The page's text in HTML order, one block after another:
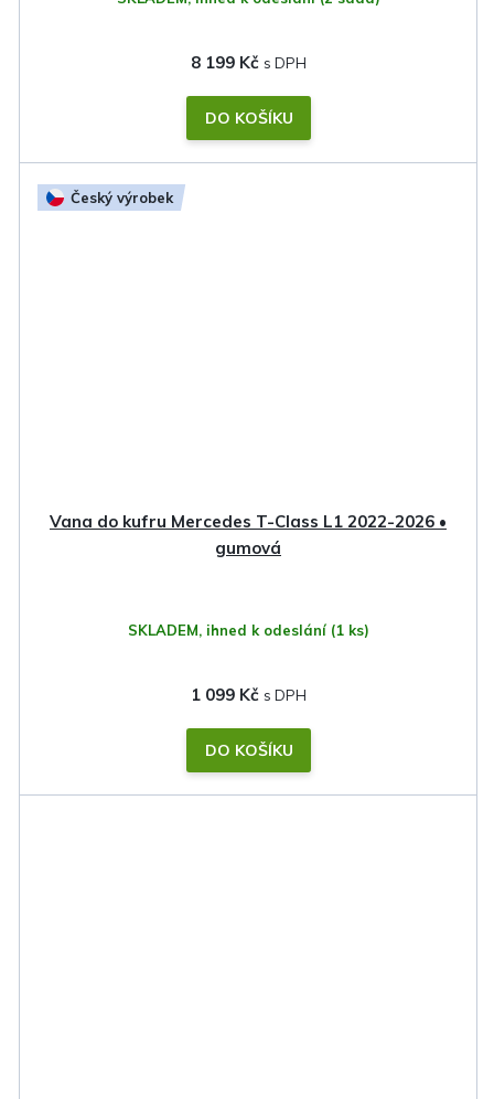
8 199 Kč
DO KOŠÍKU
Český výrobek
Vana do kufru Mercedes T-Class L1 2022-2026 •
gumová
SKLADEM, ihned k odeslání (1 ks)
1 099 Kč
DO KOŠÍKU